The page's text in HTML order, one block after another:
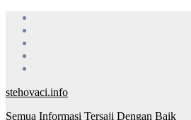
Skip
content
stehovaci.info
Semua Informasi Tersaji Dengan Baik